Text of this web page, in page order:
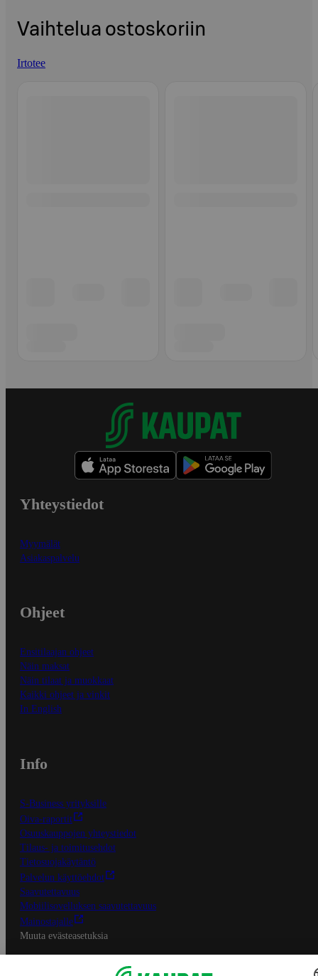
Vaihtelua ostoskoriin
Irtotee
Yhteystiedot
Myymälät
Asiakaspalvelu
Ohjeet
Ensitilaajan ohjeet
Näin maksat
Näin tilaat ja muokkaat
Kaikki ohjeet ja vinkit
In English
Info
S-Business yrityksille
Oiva-raportit
Osuuskauppojen yhteystiedot
Tilaus- ja toimitusehdot
Tietosuojakäytäntö
Palvelun käyttöehdot
Saavutettavuus
Mobiilisovelluksen saavutettavuus
Mainostajalle
Muuta evästeasetuksia